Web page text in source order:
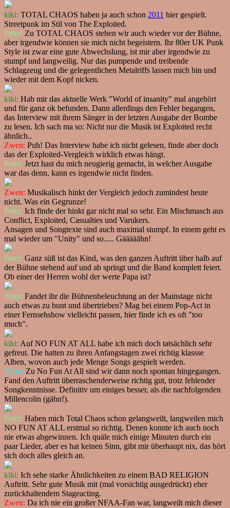
kiki: TOTAL CHAOS haben ja auch schon 2011 hier gespielt.
Streetpunk im Stil von The Exploited.
Peter: Zu TOTAL CHAOS stehen wir auch wieder vor der Bühne,
aber irgendwie können sie mich nicht begeistern. Ihr 80er UK Punk
Style ist zwar eine gute Abwechslung, ist mir aber irgendwie zu
stumpf und langweilig. Nur das pumpende und treibende
Schlagzeug und die gelegentlichen Metalriffs lassen mich hin und
wieder mit dem Kopf nicken.
kiki: Hab mir das aktuelle Werk "World of insanity" mal angehört
und für ganz ok befunden. Dann allerdings den Fehler begangen,
das Interview mit ihrem Sänger in der letzten Ausgabe der Bombe
zu lesen. Ich sach ma so: Nicht nur die Musik ist Exploited recht
ähnlich..
Zwen: Puh! Das Interview habe ich nicht gelesen, finde aber doch
das der Exploited-Vergleich wirklich etwas hängt.
Peter: Jetzt hast du mich neugierig gemacht, in welcher Ausgabe
war das denn, kann es irgendwie nicht finden.
Zwen: Musikalisch hinkt der Vergleich jedoch zumindest heute
nicht. Was ein Gegrunze!
Peter: Ich finde der hinkt gar nicht mal so sehr. Ein Mischmasch aus
Conflict, Exploited, Casualties und Varukers.
Ansagen und Songtexte sind auch maximal stumpf. In einem geht es
mal wieder um "Unity" und so..... Gääääähn!
Peter: Ganz süß ist das Kind, was den ganzen Auftritt über halb auf
der Bühne stehend auf und ab springt und die Band komplett feiert.
Ob einer der Herren wohl der werte Papa ist?
Peter: Fandet ihr die Bühnenbeleuchtung an der Mainstage nicht
auch etwas zu bunt und übertrieben? Mag bei einem Pop-Act in
einer Fernsehshow vielleicht passen, hier finde ich es oft "too
much".
kiki: Auf NO FUN AT ALL habe ich mich doch tatsächlich sehr
gefreut. Die hatten zu ihren Anfangstagen zwei richtig klassse
Alben, wovon auch jede Menge Songs gespielt werden.
Patze: Zu No Fun At All sind wir dann noch spontan hingegangen.
Fand den Auftritt überraschenderweise richtig gut, trotz fehlender
Songkenntnisse. Definitiv um einiges besser, als die nachfolgenden
Millencolin (gähn!).
Peter: Haben mich Total Chaos schon gelangweilt, langweilen mich
NO FUN AT ALL erstmal so richtig. Denen konnte ich auch noch
nie etwas abgewinnen. Ich quäle mich einige Minuten durch ein
paar Lieder, aber es hat keinen Sinn, gibt mir überhaupt nix, das hört
sich doch alles gleich an.
kiki: Ich sehe starke Ähnlichkeiten zu einem BAD RELIGION
Auftritt. Sehr gute Musik mit (mal vorsichtig ausgedrückt) eher
zurückhaltendem Stageacting.
Zwen: Da ich nie ein großer NFAA-Fan war, langweilt mich dieser